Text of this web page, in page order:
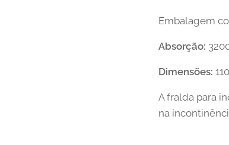
Embalagem
Absorção:
Dimensões:
A fralda para
na